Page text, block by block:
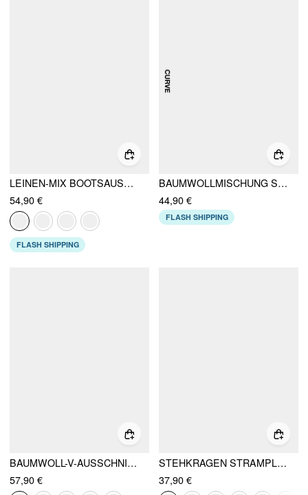
LEINEN-MIX BOOTSAUSCHNITT MID-RISE STRAMPLER MIT GÜRTEL
54,90 €
FLASH SHIPPING
BAUMWOLLMISCHUNG STREIFEN KONTRASTBINDUNG T-SHIRT & ELASTISCHER BUND SHORTS SET KURVE & PLUS
44,90 €
FLASH SHIPPING
BAUMWOLL-V-AUSSCHNITT A-LINIE MIDIKLEID
57,90 €
STEHKRAGEN STRAMPLER MIT GÜRTEL
37,90 €